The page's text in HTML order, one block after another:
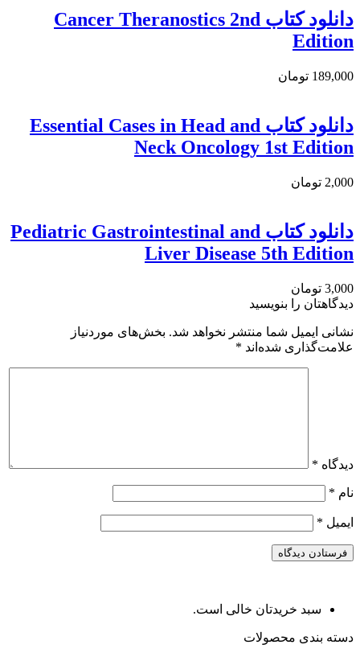
دانلود کتاب Cancer Theranostics 2nd
Edition
189,000 تومان
دانلود كتاب Essential Cases in Head and
Neck Oncology 1st Edition
2,000 تومان
دانلود کتاب Pediatric Gastrointestinal and
Liver Disease 5th Edition
3,000 تومان
دیدگاهتان را بنویسید
نشانی ایمیل شما منتشر نخواهد شد. بخش‌های موردنیاز
علامت‌گذاری شده‌اند *
دیدگاه *
نام *
ایمیل *
سبد خریدتان خالی است.
دسته بندی محصولات